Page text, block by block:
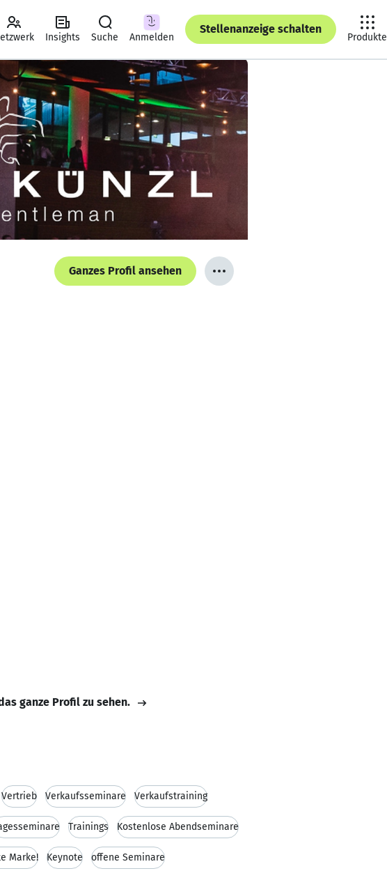
Insights Suche Anmelden
Stellenanzeige schalten
Produkte
Ganzes Profil ansehen
ganze Profil zu sehen.
Vertrieb Verkaufsseminare Verkaufstraining
Trainings Kostenlose Abendseminare
Marke! Keynote offene Seminare